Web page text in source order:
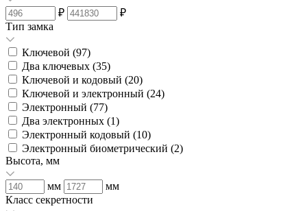
₽
₽
Тип замка
Ключевой (97)
Два ключевых (35)
Ключевой и кодовый (20)
Ключевой и электронный (24)
Электронный (77)
Два электронных (1)
Электронный кодовый (10)
Электронный биометрический (2)
Высота, мм
мм
мм
Класс секретности